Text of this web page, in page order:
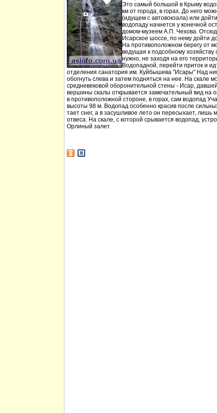
Это самый большой в Крыму
км от города, в горах. До него
(идущем с автовокзала) или
водопаду начнется у конечной
домом-музеем А.П. Чехова.
Исарское шоссе, по нему дойти
На противоположном берегу от
ведущая к подсобному
нужно, не заходя на его
Водопадной, перейти приток и
отделения санатория им. Куйбышева "Исары" Над
обогнуть слева и затем подняться на нее. На скале
средневековой оборонительной стены - Исар,
вершины скалы открывается замечательный вид на
в противоположной стороне, в горах, сам водопад
высоты 98 м. Водопад особенно красив после
тает снег, а в засушливое лето он пересыхает, лишь
отвеса. На скале, с которой срывается водопад,
Орлиный залет.